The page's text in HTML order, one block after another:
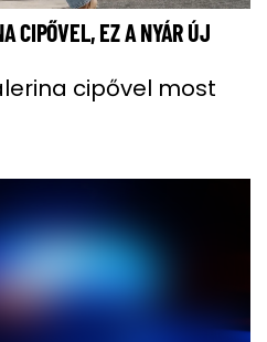
CIPŐVEL, EZ A NYÁR ÚJ
cipővel most